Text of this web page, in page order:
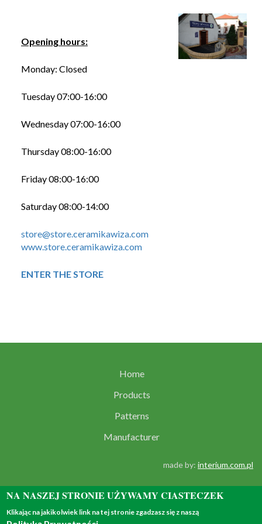
Opening hours:
Monday: Closed
Tuesday 07:00-16:00
Wednesday 07:00-16:00
Thursday 08:00-16:00
Friday 08:00-16:00
Saturday 08:00-14:00
store@store.ceramikawiza.com
www.store.ceramikawiza.com
ENTER THE STORE
Home
Products
Patterns
Manufacturer
made by: interium.com.pl
NA NASZEJ STRONIE UŻYWAMY CIASTECZEK
Klikając na jakikolwiek link na tej stronie zgadzasz się z naszą